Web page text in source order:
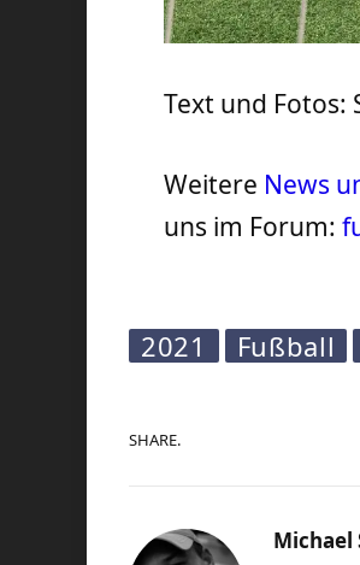
Text und Fotos:
Weitere News
uns im Forum:
2021 Fußball
SHARE.
Michael